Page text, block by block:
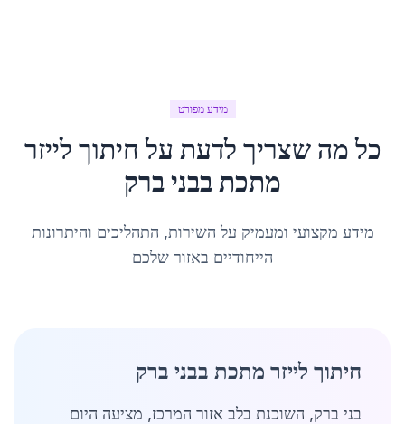
מידע מפורט
כל מה שצריך לדעת על חיתוך לייזר
מתכת בבני ברק
מידע מקצועי ומעמיק על השירות, התהליכים והיתרונות
הייחודיים באזור שלכם
חיתוך לייזר מתכת בבני ברק
בני ברק, השוכנת בלב אזור המרכז, מציעה היום